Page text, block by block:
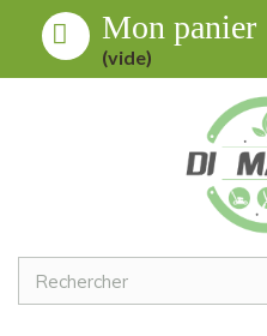
Mon panier
(vide)